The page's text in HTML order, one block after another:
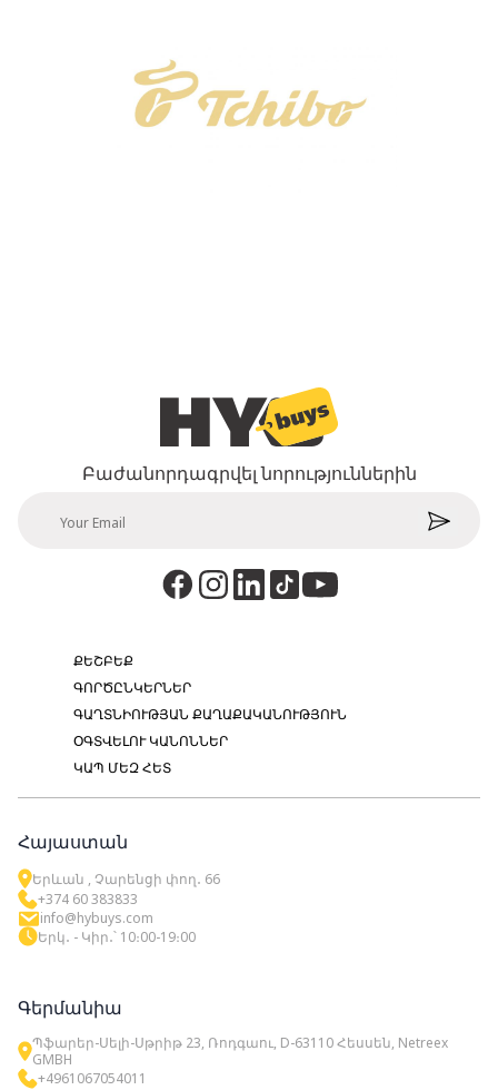
Բաժանորդագրվել նորություններին
ՔԵՇԲԵՔ
ԳՈՐԾԸՆԿԵՐՆԵՐ
ԳԱՂՏՆԻՈՒԹՅԱՆ ՔԱՂԱՔԱԿԱՆՈՒԹՅՈՒՆ
ՕԳՏՎԵԼՈՒ ԿԱՆՈՆՆԵՐ
ԿԱՊ ՄԵԶ ՀԵՏ
Հայաստան
Երևան , Չարենցի փող․ 66
+374 60 383833
info@hybuys.com
Երկ․ - Կիր․՝ 10։00-19։00
Գերմանիա
Պֆարեր-Սելի-Սթրիթ 23, Ռոդգաու, D-63110 Հեսսեն, Netreex
GMBH
+4961067054011